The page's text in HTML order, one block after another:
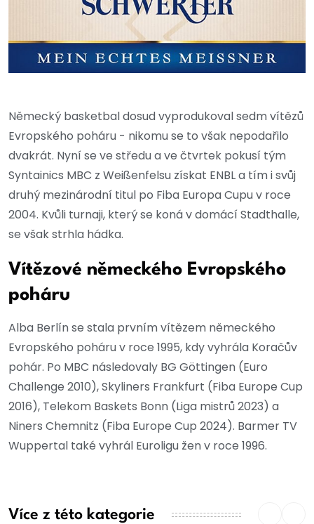
Německý basketbal dosud vyprodukoval sedm vítězů
Evropského poháru - nikomu se to však nepodařilo
dvakrát. Nyní se ve středu a ve čtvrtek pokusí tým
Syntainics MBC z Weißenfelsu získat ENBL a tím i svůj
druhý mezinárodní titul po Fiba Europa Cupu v roce
2004. Kvůli turnaji, který se koná v domácí Stadthalle,
se však strhla hádka.
Vítězové německého Evropského
poháru
Alba Berlín se stala prvním vítězem německého
Evropského poháru v roce 1995, kdy vyhrála Koračův
pohár. Po MBC následovaly BG Göttingen (Euro
Challenge 2010), Skyliners Frankfurt (Fiba Europe Cup
2016), Telekom Baskets Bonn (Liga mistrů 2023) a
Niners Chemnitz (Fiba Europe Cup 2024). Barmer TV
Wuppertal také vyhrál Euroligu žen v roce 1996.
Více z této kategorie